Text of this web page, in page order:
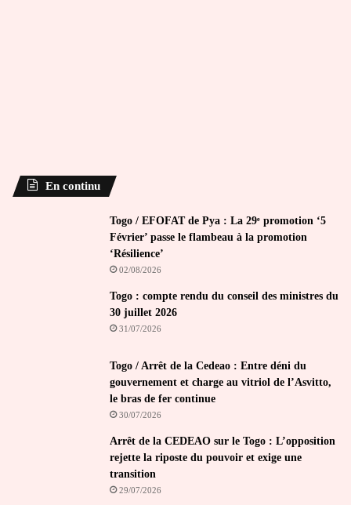
En continu
Togo / EFOFAT de Pya : La 29ᵉ promotion ‘5
Février’ passe le flambeau à la promotion
‘Résilience’
02/08/2026
Togo : compte rendu du conseil des ministres du
30 juillet 2026
31/07/2026
Togo / Arrêt de la Cedeao : Entre déni du
gouvernement et charge au vitriol de l’Asvitto,
le bras de fer continue
30/07/2026
Arrêt de la CEDEAO sur le Togo : L’opposition
rejette la riposte du pouvoir et exige une
transition
29/07/2026